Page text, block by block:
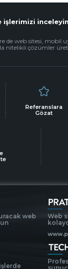
işlerimizi
de web sitesi, mobil
nitelikli çözümler
Referanslara
Gözat
web
Web